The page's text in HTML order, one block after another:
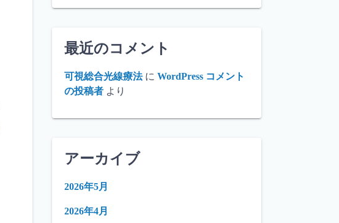
最近のコメント
可視総合光線療法に WordPress コメント
の投稿者 より
アーカイブ
2026年5月
2026年4月